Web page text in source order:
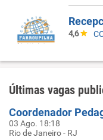
4,6
Últimas vagas
Coordenador
03 Ago. 18:18
Rio de Janeiro - RJ